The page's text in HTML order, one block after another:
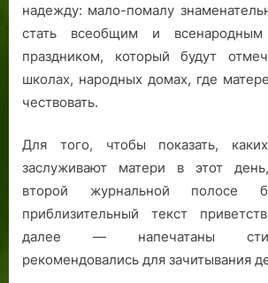
надежду: мало-помалу
стать всеобщим и всенародным
праздником, который будут
школах, народных домах, где
чествовать.
Для того, чтобы показать,
заслуживают матери в этот
второй журнальной полосе
приблизительный текст
далее — напечатаны
рекомендовались для зачитывания